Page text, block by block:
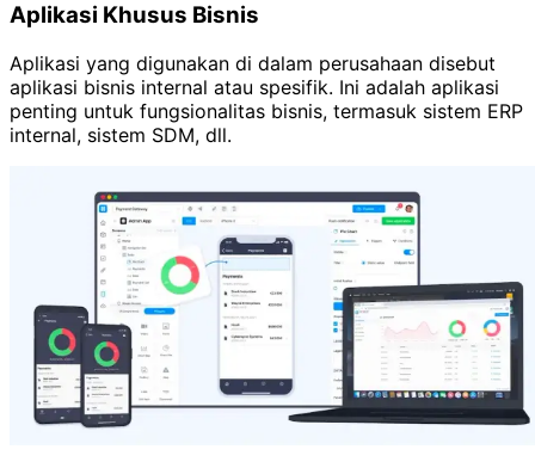
Aplikasi Khusus Bisnis
Aplikasi yang digunakan di dalam perusahaan disebut
aplikasi bisnis internal atau spesifik. Ini adalah aplikasi
penting untuk fungsionalitas bisnis, termasuk sistem ERP
internal, sistem SDM, dll.